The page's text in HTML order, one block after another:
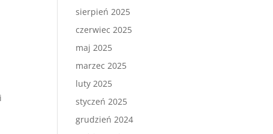
sierpień 2025
czerwiec 2025
maj 2025
marzec 2025
luty 2025
styczeń 2025
grudzień 2024